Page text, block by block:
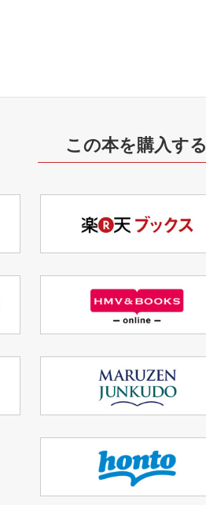
この本を購入する